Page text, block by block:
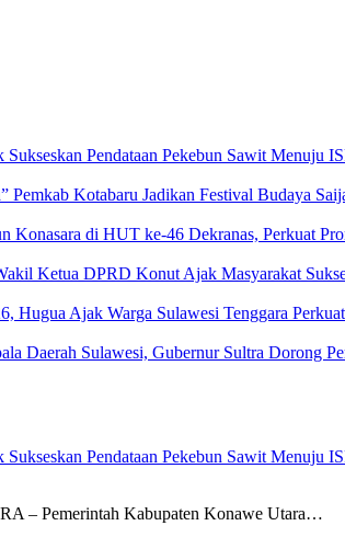
Pendataan Pekebun Sawit Menuju
Pemkab Kotabaru Jadikan Festival Budaya
Konasara di HUT ke-46 Dekranas, Perkuat
Ketua DPRD Konut Ajak Masyarakat
Hugua Ajak Warga Sulawesi Tenggara
Daerah Sulawesi, Gubernur Sultra Dorong
Pendataan Pekebun Sawit Menuju
– Pemerintah Kabupaten Konawe Utara…